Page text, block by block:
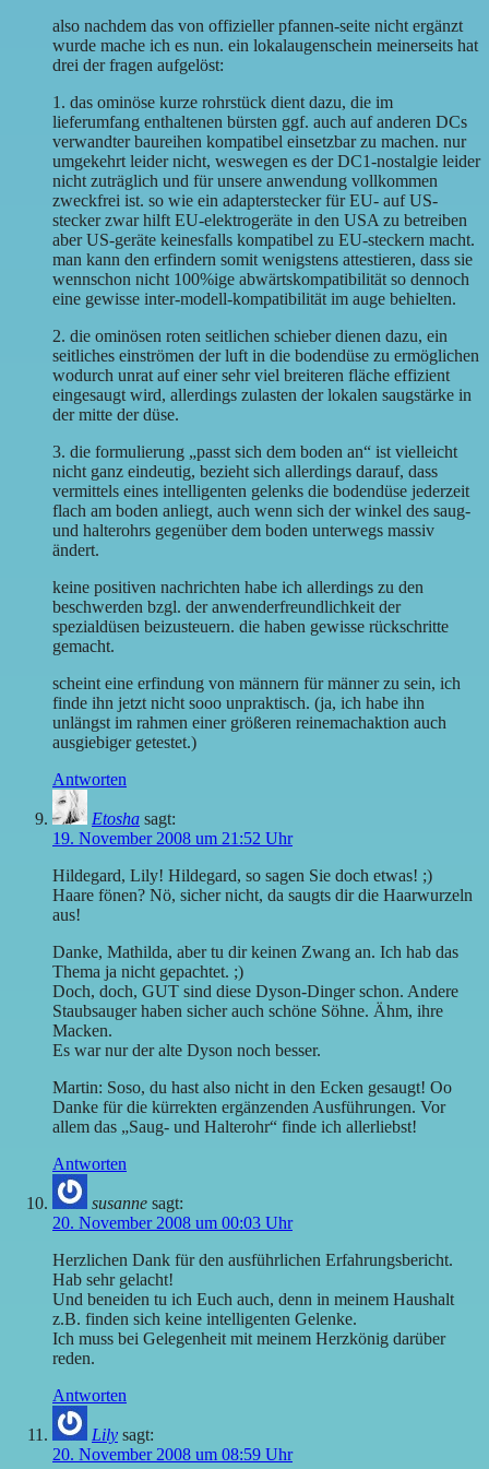
also nachdem das von offizieller pfannen-seite nicht ergänzt
wurde mache ich es nun. ein lokalaugenschein meinerseits hat
drei der fragen aufgelöst:
1. das ominöse kurze rohrstück dient dazu, die im
lieferumfang enthaltenen bürsten ggf. auch auf anderen DCs
verwandter baureihen kompatibel einsetzbar zu machen. nur
umgekehrt leider nicht, weswegen es der DC1-nostalgie leider
nicht zuträglich und für unsere anwendung vollkommen
zweckfrei ist. so wie ein adapterstecker für EU- auf US-
stecker zwar hilft EU-elektrogeräte in den USA zu betreiben
aber US-geräte keinesfalls kompatibel zu EU-steckern macht.
man kann den erfindern somit wenigstens attestieren, dass sie
wennschon nicht 100%ige abwärtskompatibilität so dennoch
eine gewisse inter-modell-kompatibilität im auge behielten.
2. die ominösen roten seitlichen schieber dienen dazu, ein
seitliches einströmen der luft in die bodendüse zu ermöglichen
wodurch unrat auf einer sehr viel breiteren fläche effizient
eingesaugt wird, allerdings zulasten der lokalen saugstärke in
der mitte der düse.
3. die formulierung „passt sich dem boden an“ ist vielleicht
nicht ganz eindeutig, bezieht sich allerdings darauf, dass
vermittels eines intelligenten gelenks die bodendüse jederzeit
flach am boden anliegt, auch wenn sich der winkel des saug-
und halterohrs gegenüber dem boden unterwegs massiv
ändert.
keine positiven nachrichten habe ich allerdings zu den
beschwerden bzgl. der anwenderfreundlichkeit der
spezialdüsen beizusteuern. die haben gewisse rückschritte
gemacht.
scheint eine erfindung von männern für männer zu sein, ich
finde ihn jetzt nicht sooo unpraktisch. (ja, ich habe ihn
unlängst im rahmen einer größeren reinemachaktion auch
ausgiebiger getestet.)
Antworten
Etosha sagt:
19. November 2008 um 21:52 Uhr
Hildegard, Lily! Hildegard, so sagen Sie doch etwas! ;)
Haare fönen? Nö, sicher nicht, da saugts dir die Haarwurzeln
aus!
Danke, Mathilda, aber tu dir keinen Zwang an. Ich hab das
Thema ja nicht gepachtet. ;)
Doch, doch, GUT sind diese Dyson-Dinger schon. Andere
Staubsauger haben sicher auch schöne Söhne. Ähm, ihre
Macken.
Es war nur der alte Dyson noch besser.
Martin: Soso, du hast also nicht in den Ecken gesaugt! Oo
Danke für die kürrekten ergänzenden Ausführungen. Vor
allem das „Saug- und Halterohr“ finde ich allerliebst!
Antworten
susanne sagt:
20. November 2008 um 00:03 Uhr
Herzlichen Dank für den ausführlichen Erfahrungsbericht.
Hab sehr gelacht!
Und beneiden tu ich Euch auch, denn in meinem Haushalt
z.B. finden sich keine intelligenten Gelenke.
Ich muss bei Gelegenheit mit meinem Herzkönig darüber
reden.
Antworten
Lily sagt:
20. November 2008 um 08:59 Uhr